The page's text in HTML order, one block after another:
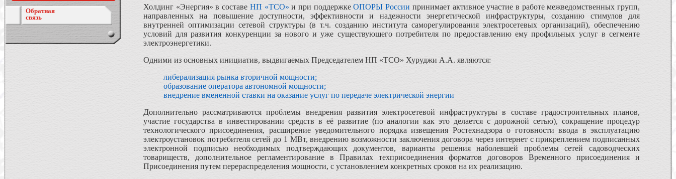
Обратная
связь
Холдинг «Энергия» в составе НП «ТСО» и при поддержкеОПОРЫ России принимает активное участие в работе межведомственных групп,
направленных на повышение доступности, эффективности и надежности энергетической инфраструктуры, созданию стимулов для
внутренней оптимизации сетевой структуры (в т.ч. созданию института саморегулирования электросетевых организаций), обеспечению
условий для развития конкуренции за нового и уже существующего потребителя по предоставлению ему профильных услуг в сегменте
электроэнергетики.
Одними из основных инициатив, выдвигаемых Председателем НП «ТСО» Хуруджи А.А. являются:
либерализация рынка вторичной мощности;
образование оператора автономной мощности;
внедрение вмененной ставки на оказание услуг по передаче электрической энергии
Дополнительно рассматриваются проблемы внедрения развития электросетевой инфраструктуры в составе градостроительных планов,
участие государства в инвестировании средств в её развитие (по аналогии как это делается с дорожной сетью), сокращение процедур
технологического присоединения, расширение уведомительного порядка извещения Ростехнадзора о готовности ввода в эксплуатацию
электроустановок потребителя сетей до 1 МВт, внедрению возможности заключения договора через интернет с прикреплением подписанных
электронной подписью необходимых подтверждающих документов, варианты решения наболевшей проблемы сетей садоводческих
товариществ, дополнительное регламентирование в Правилах техприсоединения форматов договоров Временного присоединения и
Присоединения путем перераспределения мощности, с установлением конкретных сроков на их реализацию.